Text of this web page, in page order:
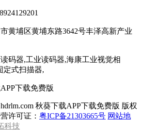
市黄埔区黄埔东路3642号丰泽高新产业
康读码器,工业读码器,海康工业视觉相
定式扫描器,
下载免费版
秋葵下载APP下载免费版 版权
可证： 粤ICP备21303665号 网站地
科技